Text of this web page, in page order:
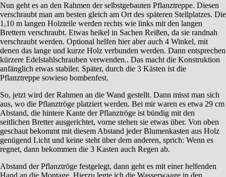
Nun geht es an den Rahmen der selbstgebauten Pflanztreppe. Diesen
verschraubt man am besten gleich am Ort des späteren Stellplatzes. Die
1,10 m langen Holzteile werden rechts wie links mit den langen
Brettern verschraubt. Etwas heikel in Sachen Reißen, da sie randnah
verschraubt werden. Optional helfen hier aber auch 4 Winkel, mit
denen das lange und kurze Holz verbunden werden. Dann entsprechen
kürzere Edelstahlschrauben verwenden.. Das macht die Konstruktion
anfänglich etwas stabiler. Später, durch die 3 Kästen ist die
Pflanztreppe sowieso bombenfest.
So, jetzt wird der Rahmen an die Wand gestellt. Dann misst man sich
aus, wo die Pflanztröge platziert werden. Bei mir waren es etwa 29 cm
Abstand, die hintere Kante der Pflanztröge ist bündig mit den
seitlichen Bretter ausgerichtet, vorne stehen sie etwas über. Von oben
geschaut bekommt mit diesem Abstand jeder Blumenkasten aus Holz
genügend Licht und keine steht über dem anderen, sprich: Wenn es
regnet, dann bekommen die 3 Kasten auch Regen ab.
Abstand der Pflanztröge festgelegt, dann geht es mit einer helfenden
Hand an die Montage. Hierzu legte ich die Wasserwaage in den